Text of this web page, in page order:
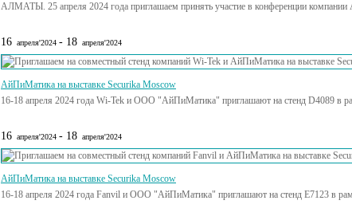
АЛМАТЫ. 25 апреля 2024 года приглашаем принять участие в конференции
16 апреля'2024 - 18 апреля'2024
АйПиМатика на выставке Securika Moscow
16-18 апреля 2024 года Wi-Tek и ООО "АйПиМатика" приглашают на стенд D4089 в
16 апреля'2024 - 18 апреля'2024
АйПиМатика на выставке Securika Moscow
16-18 апреля 2024 года Fanvil и ООО "АйПиМатика" приглашают на стенд E7123 в